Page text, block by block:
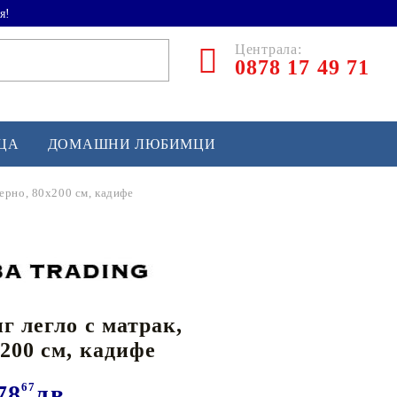
Централа:
0878 17 49 71
и софтбол
и лакрос
спортно оборудване
ДОМАШНИ ЛЮБИМЦИ
80x200 см, кадифе
легло с матрак,
см, кадифе
67